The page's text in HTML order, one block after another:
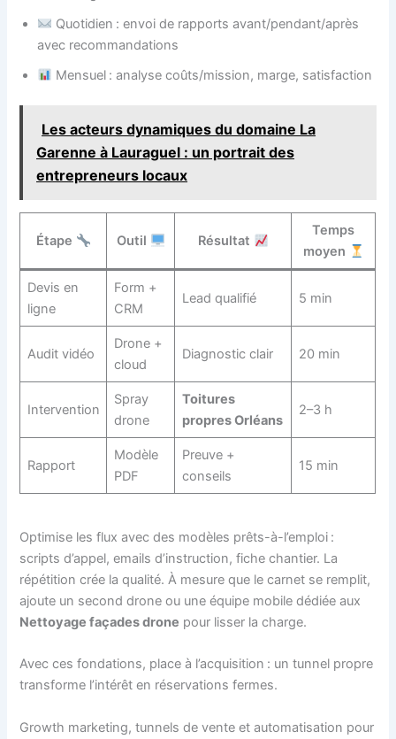
Quotidien : envoi de rapports avant/pendant/après
avec recommandations
Mensuel : analyse coûts/mission, marge, satisfaction
Les acteurs dynamiques du domaine La
Garenne à Lauraguel : un portrait des
entrepreneurs locaux
Étape Outil Résultat
Temps
moyen
Devis en
ligne
Form +
CRM
Lead qualifié 5 min
Audit vidéo
Drone +
cloud
Diagnostic clair 20 min
Intervention
Spray
drone
Toitures
propres Orléans
2–3 h
Rapport
Modèle
PDF
Preuve +
conseils
15 min
Optimise les flux avec des modèles prêts-à-l’emploi :
scripts d’appel, emails d’instruction, fiche chantier. La
répétition crée la qualité. À mesure que le carnet se remplit,
ajoute un second drone ou une équipe mobile dédiée aux
Nettoyage façades drone pour lisser la charge.
Avec ces fondations, place à l’acquisition : un tunnel propre
transforme l’intérêt en réservations fermes.
Growth marketing, tunnels de vente et automatisation pour